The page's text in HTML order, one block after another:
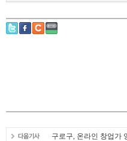
구로구, 온라인 창업가